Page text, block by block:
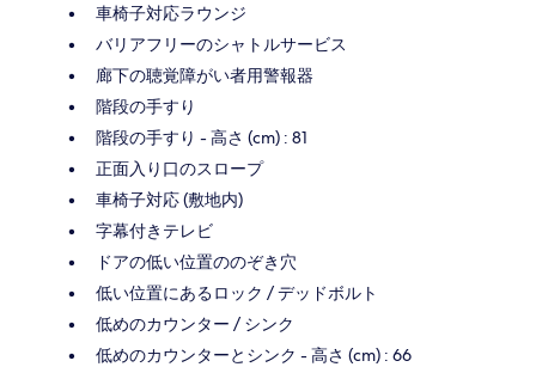
車椅子対応ラウンジ
バリアフリーのシャトルサービス
廊下の聴覚障がい者用警報器
階段の手すり
階段の手すり - 高さ (cm) : 81
正面入り口のスロープ
車椅子対応 (敷地内)
字幕付きテレビ
ドアの低い位置ののぞき穴
低い位置にあるロック / デッドボルト
低めのカウンター / シンク
低めのカウンターとシンク - 高さ (cm) : 66